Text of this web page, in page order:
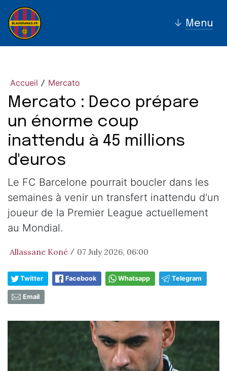
↓ Menu
Accueil / Mercato
Mercato : Deco prépare
un énorme coup
inattendu à 45 millions
d'euros
Le FC Barcelone pourrait boucler dans les
semaines à venir un transfert inattendu d'un
joueur de la Premier League actuellement
au Mondial.
Allassane Koné / 07 July 2026, 06:00
Twitter Facebook Whatsapp Telegram
Email